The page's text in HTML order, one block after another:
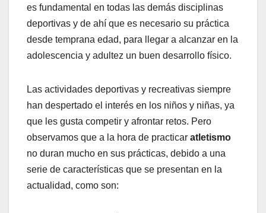
es fundamental en todas las demás disciplinas
deportivas y de ahí que es necesario su práctica
desde temprana edad, para llegar a alcanzar en la
adolescencia y adultez un buen desarrollo físico.
Las actividades deportivas y recreativas siempre
han despertado el interés en los niños y niñas, ya
que les gusta competir y afrontar retos. Pero
observamos que a la hora de practicar atletismo
no duran mucho en sus prácticas, debido a una
serie de características que se presentan en la
actualidad, como son: